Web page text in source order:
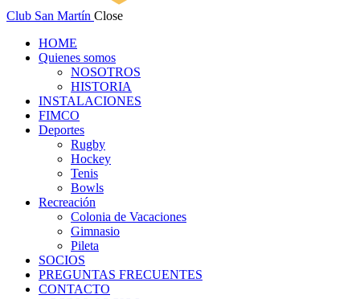
Club San Martín Close
HOME
Quienes somos
NOSOTROS
HISTORIA
INSTALACIONES
FIMCO
Deportes
Rugby
Hockey
Tenis
Bowls
Recreación
Colonia de Vacaciones
Gimnasio
Pileta
SOCIOS
PREGUNTAS FRECUENTES
CONTACTO